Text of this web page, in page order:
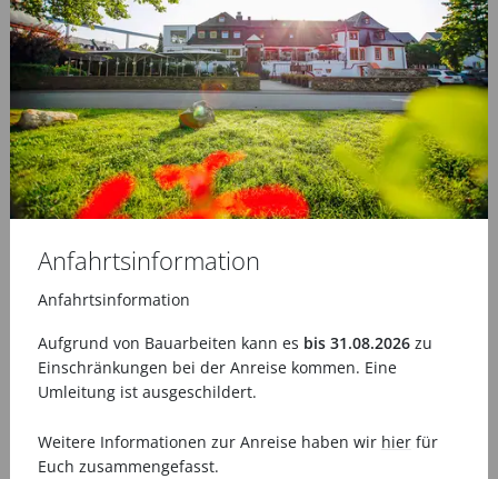
Hot Stone
Rückenmassage
Maniküre
51,00 €
Anfahrtsinformation
Anfahrtsinformation
Aufgrund von Bauarbeiten kann es bis 31.08.2026zu
Einschränkungen bei der Anreise kommen. Eine
Umleitung ist ausgeschildert.
Weitere Informationen zur Anreise haben wir hierfür
Euch zusammengefasst.